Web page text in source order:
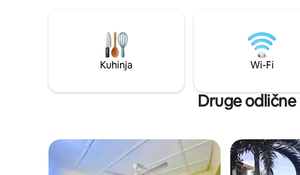
amenities, and a convenient location that
makes exploring Kwahu easy.
po gori so na
Kuhinja Wi-Fi
Druge